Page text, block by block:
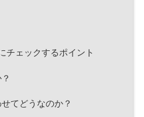
チェックするポイント
てどうなのか？